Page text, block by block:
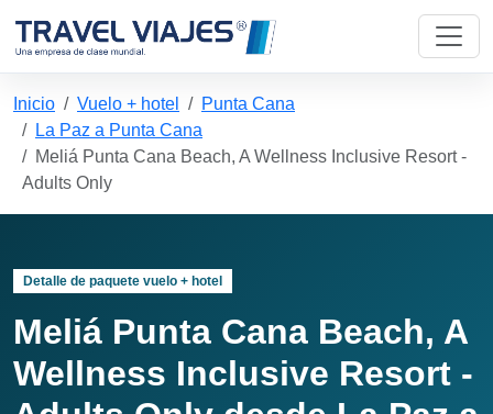
Inicio Vuelo + hotel
Punta Cana
La Paz a Punta Cana
Meliá Punta Cana Beach, A Wellness Inclusive Resort -
Adults Only
Detalle de paquete vuelo + hotel
Meliá Punta Cana Beach, A
Wellness Inclusive Resort -